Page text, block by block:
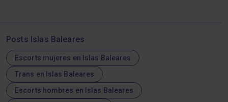
Posts Islas Baleares
Escorts mujeres en Islas Baleares
Trans en Islas Baleares
Escorts hombres en Islas Baleares